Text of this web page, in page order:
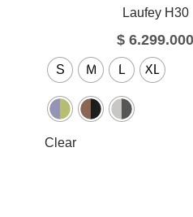
Laufey H30
$ 6.299.000
S M L XL
Clear